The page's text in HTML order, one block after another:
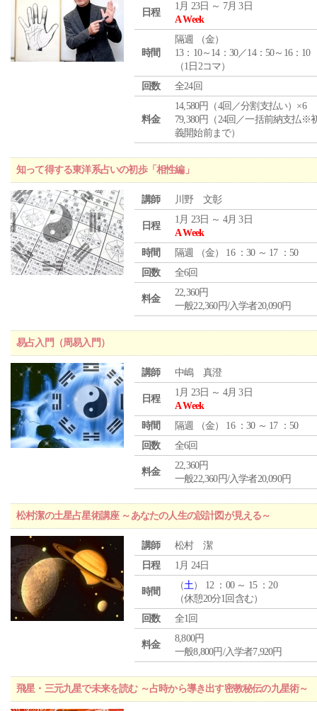
日程
1月 23日 ～ 7月 3日
A Week
時間
隔週 （金）
13：10～14：30／14：50～16：10
（1日2コマ）
回数
全24回
料金
14,580円（4回／分割支払い）×6
79,380円（24回／一括前納支払※
義開始前まで）
知って得する東洋系占いの初歩「相性編」
講師 川野 文彰
日程
1月 23日 ～ 4月 3日
A Week
時間
隔週 （金） 16 ：30 ～ 17 ：50
回数
全6回
料金
22,360円
一般22,360円/入学者20,090円
易占入門（周易入門）
講師 中嶋 真澄
日程
1月 23日 ～ 4月 3日
A Week
時間
隔週 （金） 16 ：30 ～ 17 ：50
回数
全6回
料金
22,360円
一般22,360円/入学者20,090円
松村潔の土星占星術講座 ～あなたの人生の設計図が見える～
講師
松村 潔
日程
1月 24日
時間
（土） 12 ：00 ～ 15 ：20
（休憩20分1回含む）
回数
全1回
料金
8,800円
一般8,800円/入学者7,920円
飛星・三元九星で未来を読む ～占時から導き出す密教秘伝の九星術～